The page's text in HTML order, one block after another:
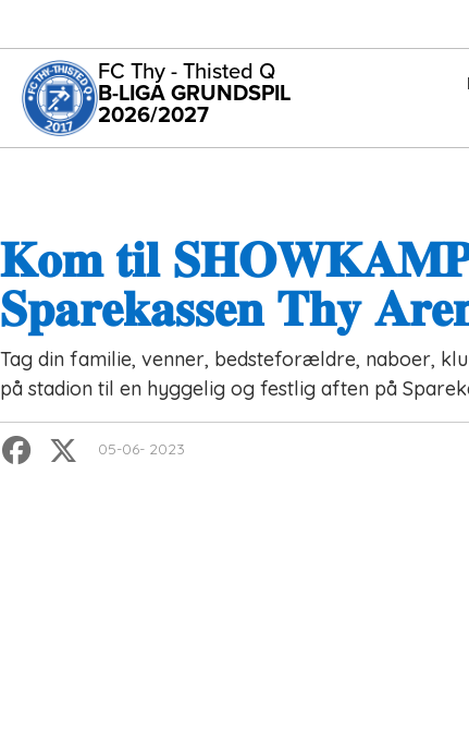
FC Thy - Thisted Q
B-LIGA GRUNDSPIL
2026/2027
𝐊𝐨𝐦 𝐭𝐢𝐥
𝐒𝐩𝐚𝐫𝐞𝐤𝐚𝐬𝐬𝐞𝐧 𝐓𝐡𝐲
Tag din familie, venner, bedsteforældre, naboer,
på stadion til en hyggelig og festlig aften på
05-06- 2023